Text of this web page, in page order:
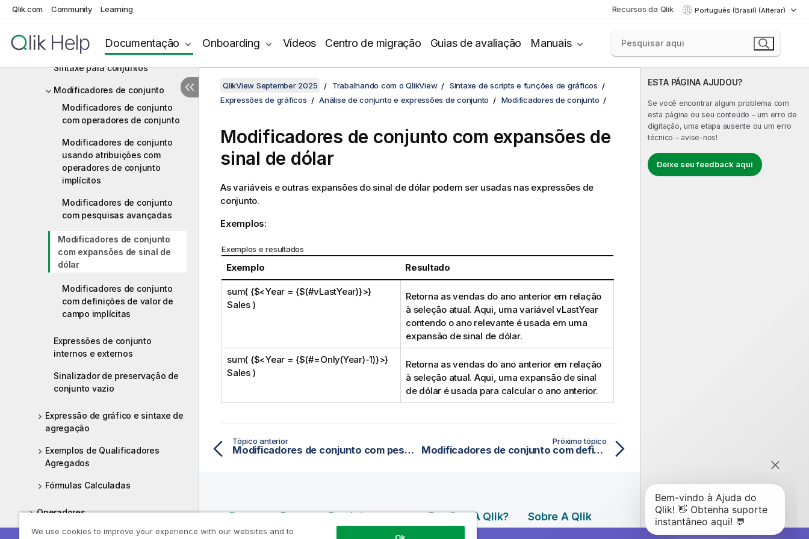
Qlik.com Community Learning Recursos da Qlik Português (Brasil) (Alterar)
Documentação Onboarding Vídeos Centro de migração Guias de avaliação Manuais
de entrada especiais
Análise de conjunto e expressões
de conjunto
Sintaxe para conjuntos
Modificadores de conjunto
Modificadores de conjunto
com operadores de conjunto
Modificadores de conjunto
usando atribuições com
operadores de conjunto
implícitos
Modificadores de conjunto
com pesquisas avançadas
Modificadores de conjunto
com expansões de sinal de
dólar
Modificadores de conjunto
com definições de valor de
campo implícitas
Expressões de conjunto
internos e externos
Sinalizador de preservação de
conjunto vazio
Expressão de gráfico e sintaxe de
agregação
Exemplos de Qualificadores
Agregados
Fórmulas Calculadas
Operadores
Funções em scripts e expressões de
ESTA PÁGINA AJUDOU?
Se você encontrar algum problema com
esta página ou seu conteúdo – um erro de
digitação, uma etapa ausente ou um erro
técnico – avise-nos!
Deixe seu feedback aqui
QlikView September 2025 Trabalhando com o QlikView
Sintaxe de scripts e funções de gráficos
Expressões de gráficos
Análise de conjunto e expressões de conjunto Modificadores de conjunto
Modificadores de conjunto com expansões de
sinal de dólar
As variáveis e outras expansões do sinal de dólar podem ser usadas nas expressões de
conjunto.
Exemplos:
Exemplos e resultados
Exemplo Resultado
sum( {$<Year = {$(#vLastYear)}>}
Sales )
Retorna as vendas do ano anterior em relação
à seleção atual. Aqui, uma variável vLastYear
contendo o ano relevante é usada em uma
expansão de sinal de dólar.
sum( {$<Year = {$(#=Only(Year)-1)}>}
Sales )
Retorna as vendas do ano anterior em relação
à seleção atual. Aqui, uma expansão de sinal
de dólar é usada para calcular o ano anterior.
Tópico anterior
Modificadores de conjunto com pesquisas avançadas
Próximo tópico
Modificadores de conjunto com definições de valor de campo implícitas
Recursos De
Ajuda
Produtos Por Que A Qlik? Sobre A Qlik
We use cookies to improve your experience with our websites and to